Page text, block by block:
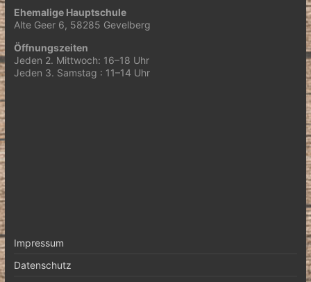
Ehemalige Hauptschule
Alte Geer 6, 58285 Gevelberg
Öffnungszeiten
Jeden 2. Mittwoch: 16–18 Uhr
Jeden 3. Samstag : 11–14 Uhr
Impressum
Datenschutz